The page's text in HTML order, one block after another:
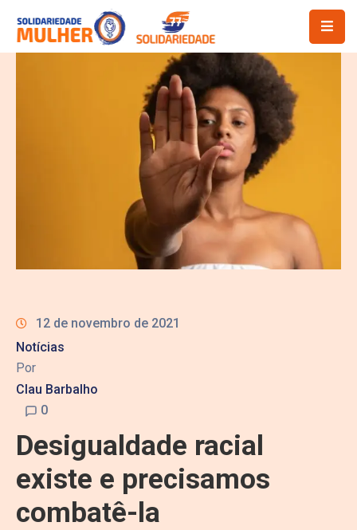
12 de novembro de 2021
Notícias
Por
Clau Barbalho
0
Desigualdade racial
existe e precisamos
combatê-la